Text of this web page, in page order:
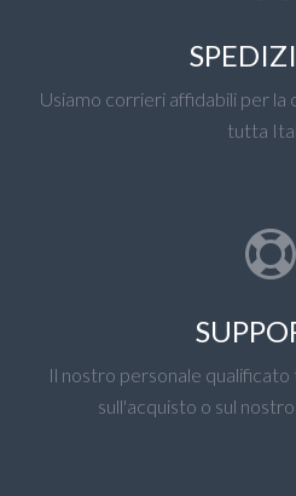
Usiamo corrieri affidabili per la
tutta
Il nostro personale qualificato
sull'acquisto o sul